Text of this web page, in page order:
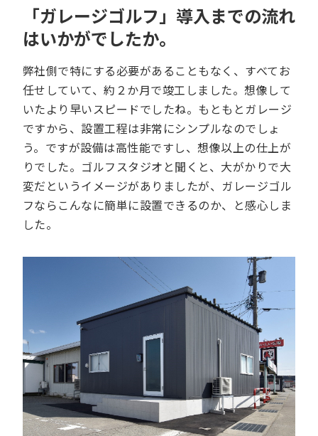
「ガレージゴルフ」導入までの流れ
はいかがでしたか。
弊社側で特にする必要があることもなく、すべてお
任せしていて、約２か月で竣工しました。想像して
いたより早いスピードでしたね。もともとガレージ
ですから、設置工程は非常にシンプルなのでしょ
う。ですが設備は高性能ですし、想像以上の仕上が
りでした。ゴルフスタジオと聞くと、大がかりで大
変だというイメージがありましたが、ガレージゴル
フならこんなに簡単に設置できるのか、と感心しま
した。